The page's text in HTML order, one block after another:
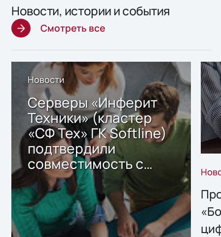
Новости, истории и события
Смотреть все
Новости
Серверы «Инферит
Техники» (кластер
«СФ Тех» ГК Softline)
подтвердили
совместимость с
решением Sharx
Storage 2.x для
хранения данных